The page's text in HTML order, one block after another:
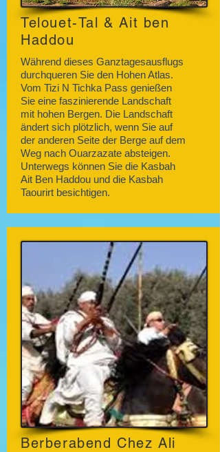
Telouet-Tal & Ait ben
Haddou
Während dieses Ganztagesausflugs
durchqueren Sie den Hohen Atlas.
Vom Tizi N Tichka Pass genießen
Sie eine faszinierende Landschaft
mit hohen Bergen. Die Landschaft
ändert sich plötzlich, wenn Sie auf
der anderen Seite der Berge auf dem
Weg nach Ouarzazate absteigen.
Unterwegs können Sie die Kasbah
Ait Ben Haddou und die Kasbah
Taourirt besichtigen.
Berberabend Chez Ali